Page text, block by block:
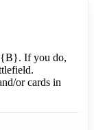
{B}. If you do,
or cards in